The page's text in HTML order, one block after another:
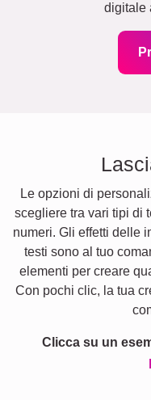
digitale
Le opzioni di
scegliere tra vari tipi di
numeri. Gli effetti delle
testi sono al tuo
elementi per creare
Con pochi clic, la tua
Clicca su un